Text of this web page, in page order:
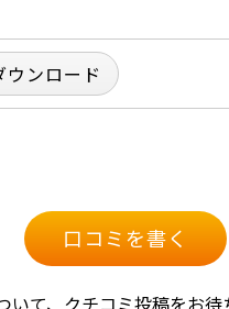
ウンロード
口コミを書く
いて、クチコミ投稿をお